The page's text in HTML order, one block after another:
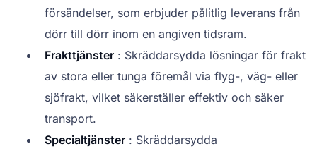
försändelser, som erbjuder pålitlig leverans från
dörr till dörr inom en angiven tidsram.
Frakttjänster : Skräddarsydda lösningar för frakt
av stora eller tunga föremål via flyg-, väg- eller
sjöfrakt, vilket säkerställer effektiv och säker
transport.
Specialtjänster : Skräddarsydda